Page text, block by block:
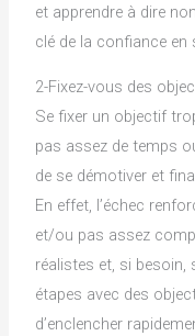
et apprendre à dire
clé de la confiance en
2-Fixez-vous des
Se fixer un objectif
pas assez de temps
de se démotiver et
En effet, l’échec
et/ou pas assez
réalistes et, si besoin,
étapes avec des
d’enclencher